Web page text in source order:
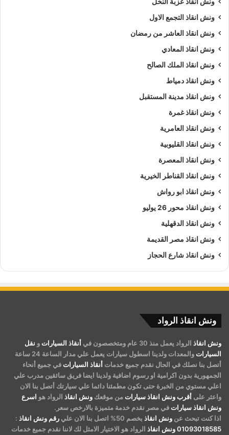
ونش انقاذ التجمع الاول
ونش انقاذ العاشر من رمضان
ونش انقاذ المعادي
ونش انقاذ الملك الصالح
ونش انقاذ دمياط
ونش انقاذ مدينة المستقبل
ونش انقاذ غمرة
ونش انقاذ العامرية
ونش انقاذ القليوبية
ونش انقاذ المعصرة
ونش انقاذ القناطر الخيرية
ونش انقاذ ابو رواش
ونش انقاذ محور 26 يوليو
ونش انقاذ الدقهلية
ونش انقاذ مصر القديمة
ونش انقاذ شارع الحجاز
ونش انقاذ الرواد
ونش انقاذ الرواد يعمل منذ 30 عام ومتخصصون في أنقاذ السيارات و نقل
السيارات
والمعدات ولدينا اسطول سيارات يعمل علي مدار الساعة 24 ساعة
أتصل بنا نصلك في الحال نقدم جميع خدمات أنقاذ السيارات في جميع أنحاء
الجمهورية بدون اكرامية او رسوم اضافية ولدينا ايضا فريق سائقين مدرب علي
اعلي مستوي من الخبرة حتى تكون مطمئنا دائما علي سيارتك أتصل بنا الان
واعثر على أقرب ونش انقاذ سيارات من موقعك ونش انقاذ الرواد هو اسرع
ونش انقاذ سيارات في مصر نقدم خدمة متميزة بالارخص سعر.
اذا كنت تبحث عن ونش انقاذ بخصم 50% اتصل بنا الان علي رقم ونش انقاذ :
01093018585ونش انقاذ الرواد هو الاختيار الامثل لك لاننا نقدم جميع خدمات